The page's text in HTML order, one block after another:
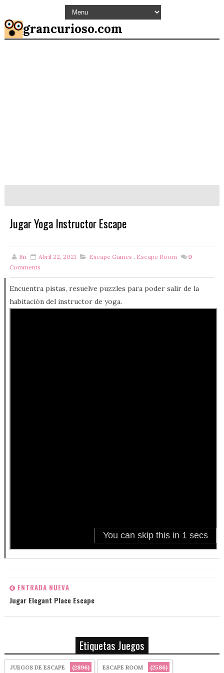
grancurioso.com
Jugar Yoga Instructor Escape
Bñ Abril 22, 2021 Escape Games , Escape Room
0
Comments
Encuentra pistas, resuelve puzzles para poder salir de la
habitación del instructor de yoga.
ENTRADA NUEVA
Jugar Elegant Place Escape
Etiquetas Juegos
JUEGOS DE ESCAPE (2896) ESCAPE ROOM (2586)